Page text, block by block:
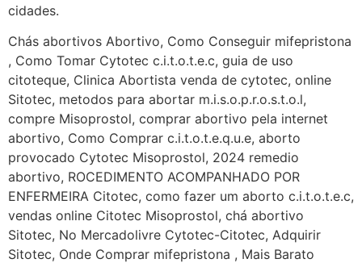
cidades.
Chás abortivos Abortivo, Como Conseguir mifepristona
, Como Tomar Cytotec c.i.t.o.t.e.c, guia de uso
citoteque, Clinica Abortista venda de cytotec, online
Sitotec, metodos para abortar m.i.s.o.p.r.o.s.t.o.l,
compre Misoprostol, comprar abortivo pela internet
abortivo, Como Comprar c.i.t.o.t.e.q.u.e, aborto
provocado Cytotec Misoprostol, 2024 remedio
abortivo, ROCEDIMENTO ACOMPANHADO POR
ENFERMEIRA Citotec, como fazer um aborto c.i.t.o.t.e.c,
vendas online Citotec Misoprostol, chá abortivo
Sitotec, No Mercadolivre Cytotec-Citotec, Adquirir
Sitotec, Onde Comprar mifepristona , Mais Barato
transparente, se é normal ?
22/05/2026 17:10:05
(879121**** em
http://www.proaborto.com)
Deve ser normal
22/05/2026 17:19:15
(879121**** em
http://www.proaborto.com)